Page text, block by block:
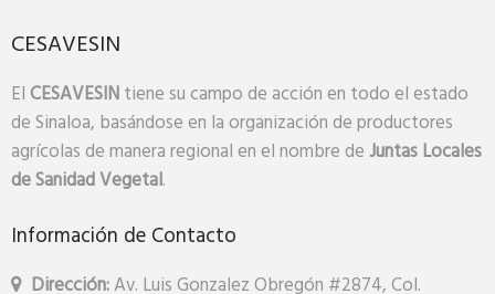
CESAVESIN
ElCESAVESINtiene su campo de acción en todo el estado
de Sinaloa, basándose en la organización de productores
agrícolas de manera regional en el nombre deJuntasLocales
de Sanidad Vegetal.
Información de Contacto
Dirección:Av. Luis Gonzalez Obregón #2874, Col.